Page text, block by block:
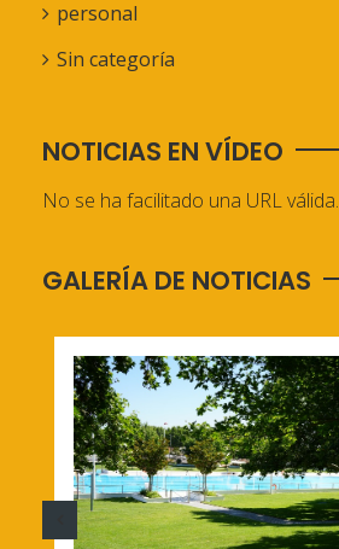
personal
Sin categoría
NOTICIAS EN VÍDEO
No se ha facilitado una URL válida.
GALERÍA DE NOTICIAS